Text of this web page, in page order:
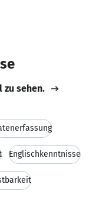
zu sehen.
Englischkenntnisse